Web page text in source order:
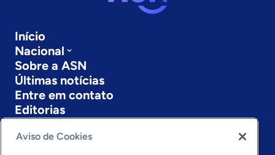
Início
Nacional
Sobre a ASN
Últimas notícias
Entre em contato
Editorias
Economia & Política
Aviso de Cookies